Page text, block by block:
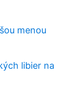
menou
libier na